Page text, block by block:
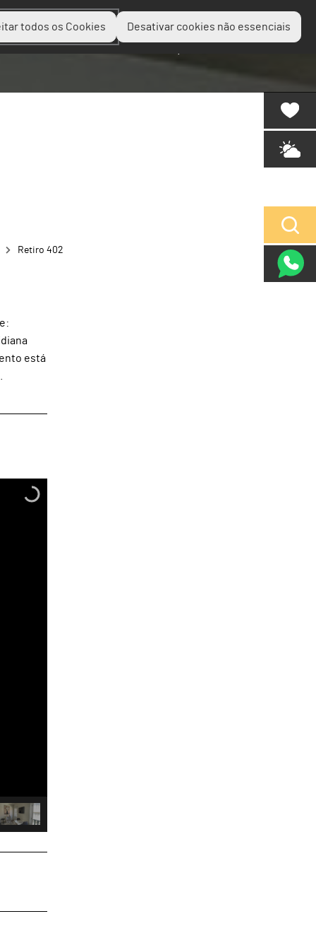
todos os Cookies Desativar cookies não essenciais
Planear Descobrir
Retiro 402
está